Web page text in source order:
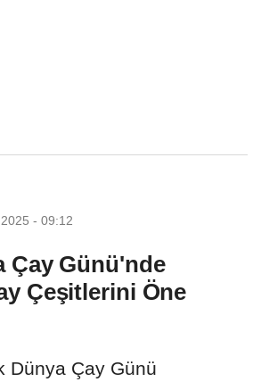
2025 - 09:12
Çay Günü'nde
Çeşitlerini Öne
Dünya Çay Günü